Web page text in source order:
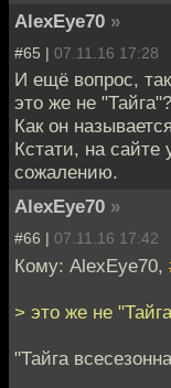
AlexEye70 »
#65 | 07.11.16 17:28
И ещё вопрос,
это же не "Тайга"?
Как он
Кстати, на сайте
сожалению.
AlexEye70 »
#66 | 07.11.16 17:42
Кому: AlexEye70,
> это же не
"Тайга